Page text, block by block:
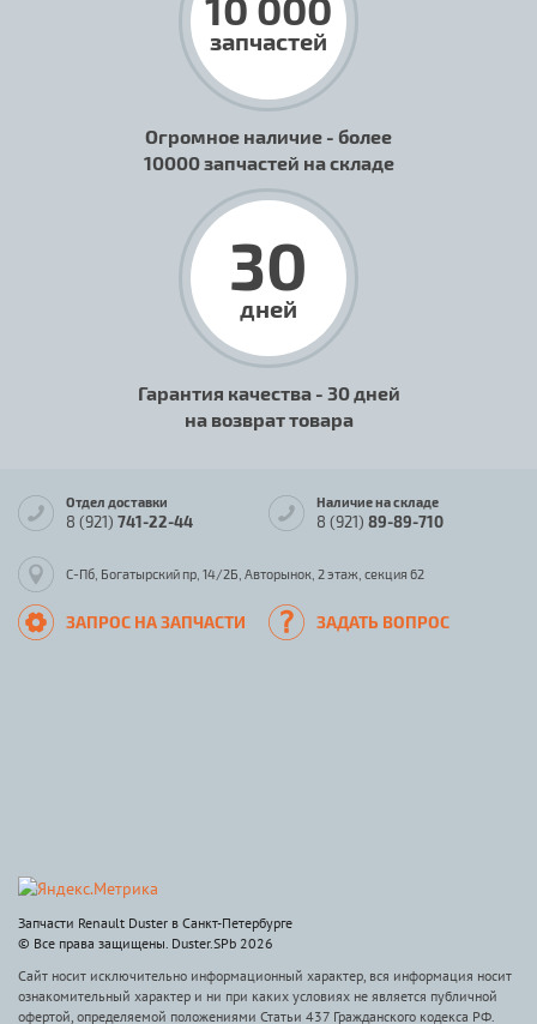
запчастей
Огромное наличие - более
10000 запчастей на складе
30
дней
Гарантия качества - 30 дней
на возврат товара
Отдел доставки
8 (921) 741-22-44
Наличие на складе
8 (921) 89-89-710
С-Пб, Богатырский пр, 14/2Б, Авторынок, 2 этаж, секция 62
ЗАПРОС НА ЗАПЧАСТИ ЗАДАТЬ ВОПРОС
Запчасти Renault Duster в Санкт-Петербурге
© Все права защищены. Duster.SPb 2026
Сайт носит исключительно информационный характер, вся информация носит
ознакомительный характер и ни при каких условиях не является публичной
офертой, определяемой положениями Статьи 437 Гражданского кодекса РФ.